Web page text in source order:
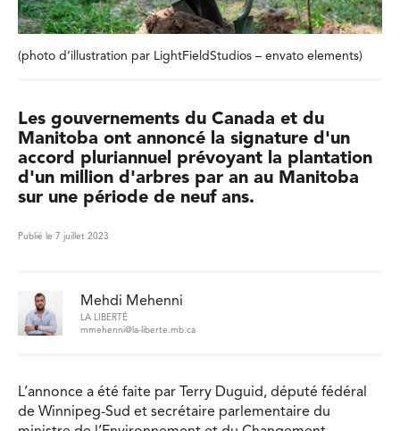
(photo d’illustration par LightFieldStudios – envato elements)
Les gouvernements du Canada et du
Manitoba ont annoncé la signature d'un
accord pluriannuel prévoyant la plantation
d'un million d'arbres par an au Manitoba
sur une période de neuf ans.
Publié le 7 juillet 2023
Mehdi Mehenni
LA LIBERTÉ
mmehenni@la-liberte.mb.ca
L’annonce a été faite par Terry Duguid, député fédéral
de Winnipeg-Sud et secrétaire parlementaire du